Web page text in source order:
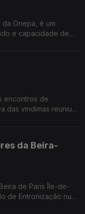
Onepa, é um
e capacidade de
encontros de
das vindimas reuniu
da Beira-
de Paris Île-de-
de Entronização num